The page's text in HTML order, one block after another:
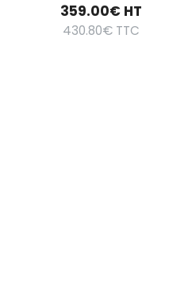
359.00€ HT
430.80€TTC